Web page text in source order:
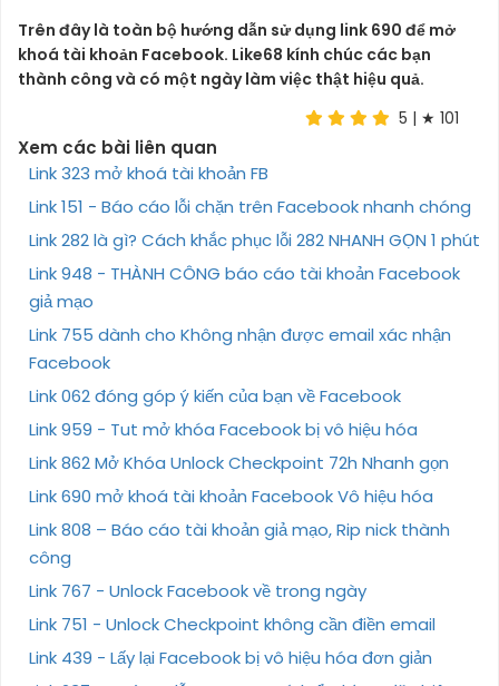
Trên đây là toàn bộ hướng dẫn sử dụng link 690 để mở
khoá tài khoản Facebook. Like68 kính chúc các bạn
thành công và có một ngày làm việc thật hiệu quả.
5 | ★ 101
Xem các bài liên quan
Link 323 mở khoá tài khoản FB
Link 151 - Báo cáo lỗi chặn trên Facebook nhanh chóng
Link 282 là gì? Cách khắc phục lỗi 282 NHANH GỌN 1 phút
Link 948 - THÀNH CÔNG báo cáo tài khoản Facebook
giả mạo
Link 755 dành cho Không nhận được email xác nhận
Facebook
Link 062 đóng góp ý kiến của bạn về Facebook
Link 959 - Tut mở khóa Facebook bị vô hiệu hóa
Link 862 Mở Khóa Unlock Checkpoint 72h Nhanh gọn
Link 690 mở khoá tài khoản Facebook Vô hiệu hóa
Link 808 – Báo cáo tài khoản giả mạo, Rip nick thành
công
Link 767 - Unlock Facebook về trong ngày
Link 751 - Unlock Checkpoint không cần điền email
Link 439 - Lấy lại Facebook bị vô hiệu hóa đơn giản